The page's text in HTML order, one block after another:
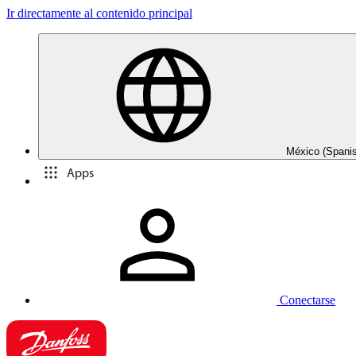
Ir directamente al contenido principal
México
Apps
Conectarse